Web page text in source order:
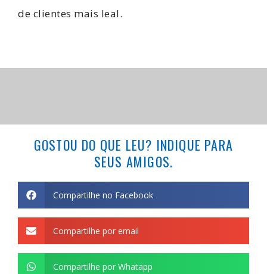
de clientes mais leal.
GOSTOU DO QUE LEU? INDIQUE PARA
SEUS AMIGOS.
Compartilhe no Facebook
Compartilhe por email
Compartilhe por Whatapp